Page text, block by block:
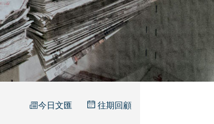
今日文匯 往期回顧